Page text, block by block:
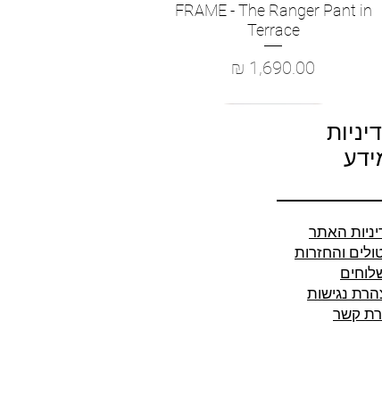
Quick View
FRAME - The Ranger Pant in
Terrace
Price
1,690.00 ₪
האתר
והחזרות
נגישות
קשר